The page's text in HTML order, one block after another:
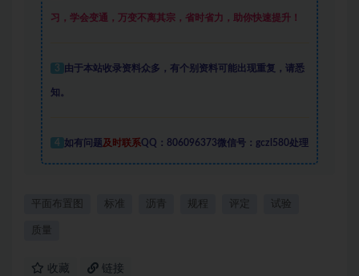
习，学会变通，万变不离其宗，省时省力，助你快速提升！
3 由于本站收录资料众多，有个别资料可能出现重复，请悉
知。
4 如有问题及时联系QQ：806096373微信号：gczl580处理
平面布置图 标准 沥青 规程 评定 试验
质量
收藏 链接